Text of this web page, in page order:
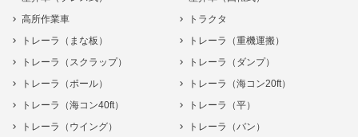
高所作業車
トラクタ
トレーラ（まな板）
トレーラ（重機運搬）
トレーラ（スクラップ）
トレーラ（ダンプ）
トレーラ（ポール）
トレーラ（海コン20ft）
トレーラ（海コン40ft）
トレーラ（平）
トレーラ（ウイング）
トレーラ（バン）